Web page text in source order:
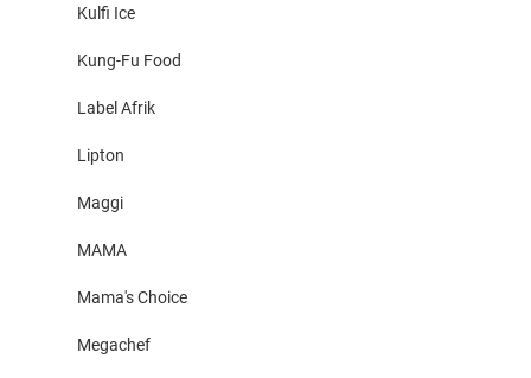
Kulfi Ice
Kung-Fu Food
Label Afrik
Lipton
Maggi
MAMA
Mama's Choice
Megachef